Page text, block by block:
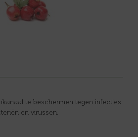
te beschermen tegen infecties
en virussen.